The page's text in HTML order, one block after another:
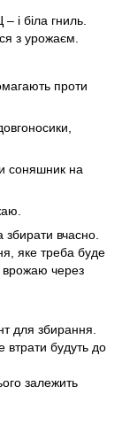
і біла гниль.
з урожаєм.
проти
соняшник на
вчасно.
яке треба буде
врожаю через
для збирання.
втрати будуть до
залежить